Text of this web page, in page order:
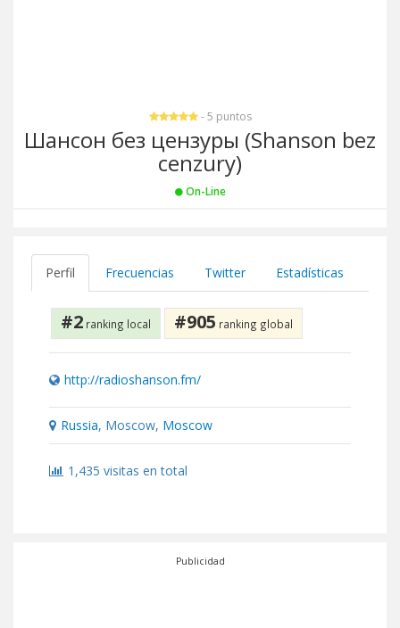
- 5 puntos
Шансон без цензуры (Shanson bez
cenzury)
On-Line
Perfil Frecuencias Twitter Estadísticas
#2 ranking local #905 ranking global
http://radioshanson.fm/
Russia, Moscow, Moscow
1,435 visitas en total
Publicidad